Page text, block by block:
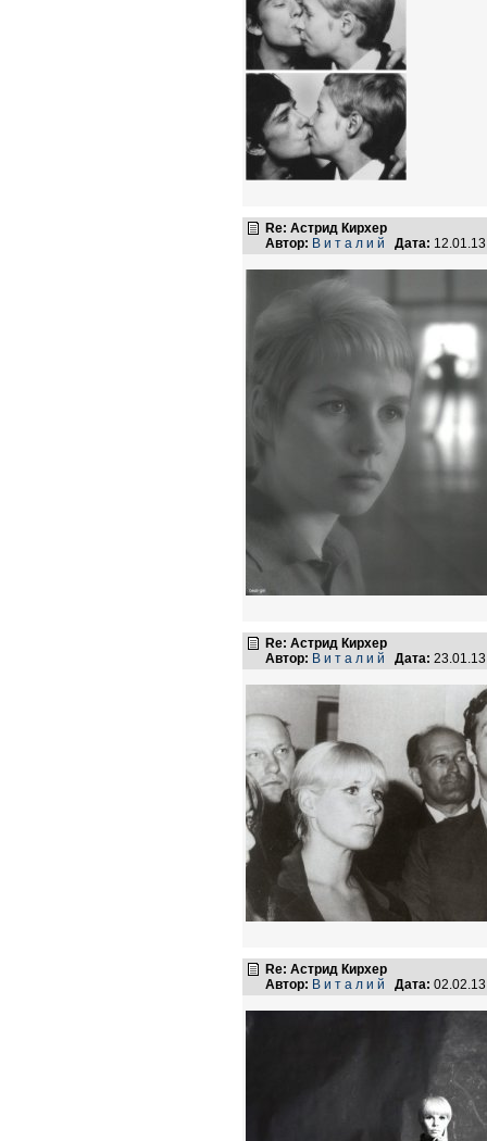
Re: Астрид Кирхер
Автор: В и т а л и й Дата:
Re: Астрид Кирхер
Автор: В и т а л и й Дата:
Re: Астрид Кирхер
Автор: В и т а л и й Дата: